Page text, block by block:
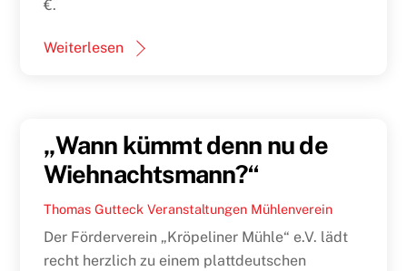
€.
Weiterlesen
„Wann kümmt denn nu de
Wiehnachtsmann?“
Thomas Gutteck Veranstaltungen Mühlenverein
Der Förderverein „Kröpeliner Mühle“ e.V. lädt
recht herzlich zu einem plattdeutschen